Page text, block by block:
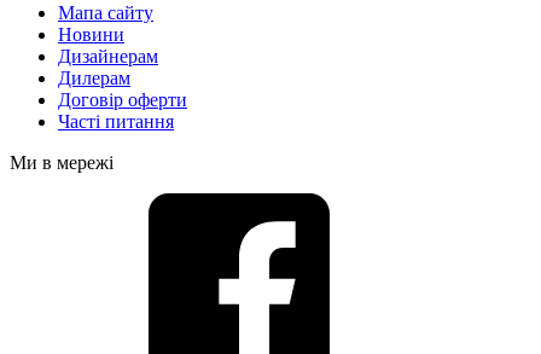
Мапа сайту
Новини
Дизайнерам
Дилерам
Договір оферти
Часті питання
Ми в мережі